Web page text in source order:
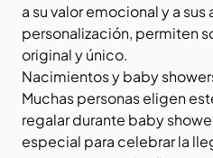
a su valor emocional y a
personalización, permiten
original y único.
Nacimientos y baby
Muchas personas eligen
regalar durante baby
especial para celebrar la